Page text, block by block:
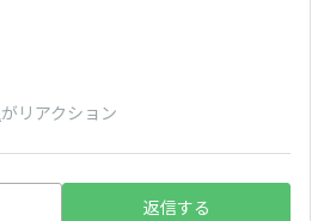
がリアクション
返信する